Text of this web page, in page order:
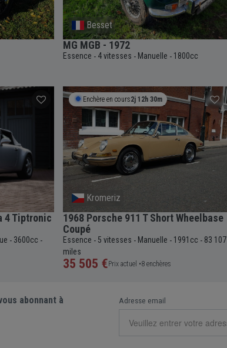
Besset
MG MGB - 1972
Essence - 4 vitesses - Manuelle - 1800cc
4 Tiptronic
- 3600cc -
Enchère en cours2j 12h 30m
Kromeriz
1968 Porsche 911 T Short Wheelbase
Coupé
Essence - 5 vitesses - Manuelle - 1991cc - 83 107
miles
35 505 €Prix actuel •8 enchères
abonnant à
Adresse email